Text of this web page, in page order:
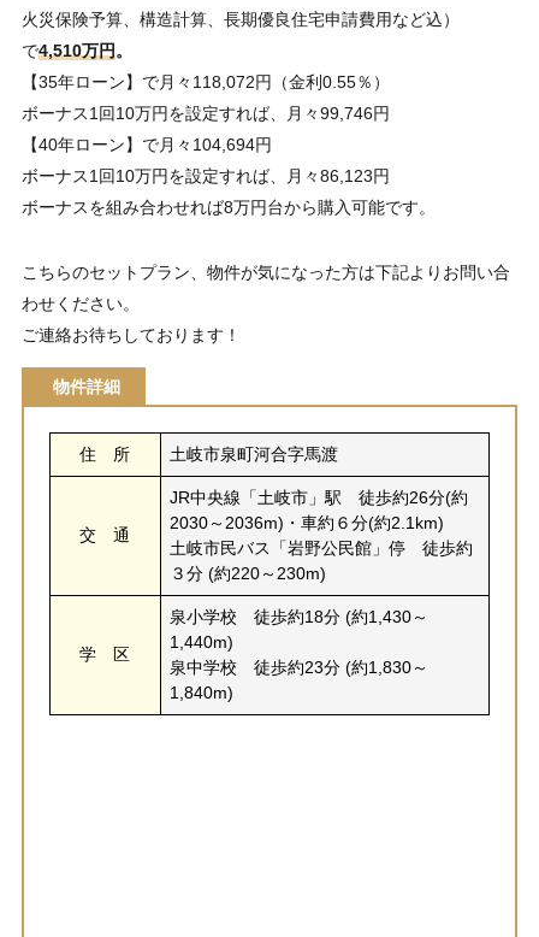
火災保険予算、構造計算、長期優良住宅申請費用など込）
で4,510万円。
【35年ローン】で月々118,072円（金利0.55％）
ボーナス1回10万円を設定すれば、月々99,746円
【40年ローン】で月々104,694円
ボーナス1回10万円を設定すれば、月々86,123円
ボーナスを組み合わせれば8万円台から購入可能です。
こちらのセットプラン、物件が気になった方は下記よりお問い合
わせください。
ご連絡お待ちしております！
物件詳細
住 所 土岐市泉町河合字馬渡
交 通
JR中央線「土岐市」駅 徒歩約26分(約
2030～2036m)・車約６分(約2.1km)
土岐市民バス「岩野公民館」停 徒歩約
３分 (約220～230m)
学 区
泉小学校 徒歩約18分 (約1,430～
1,440m)
泉中学校 徒歩約23分 (約1,830～
1,840m)